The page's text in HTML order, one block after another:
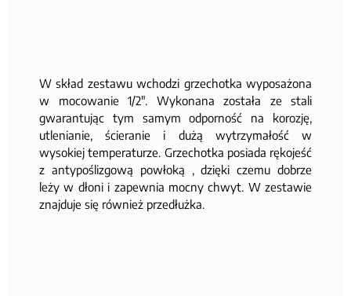
W skład zestawu wchodzi grzechotka wyposażona
w mocowanie 1/2". Wykonana została ze stali
gwarantując tym samym odporność na korozję,
utlenianie, ścieranie i dużą wytrzymałość w
wysokiej temperaturze. Grzechotka posiada rękojeść
z antypoślizgową powłoką , dzięki czemu dobrze
leży w dłoni i zapewnia mocny chwyt. W zestawie
znajduje się również przedłużka.